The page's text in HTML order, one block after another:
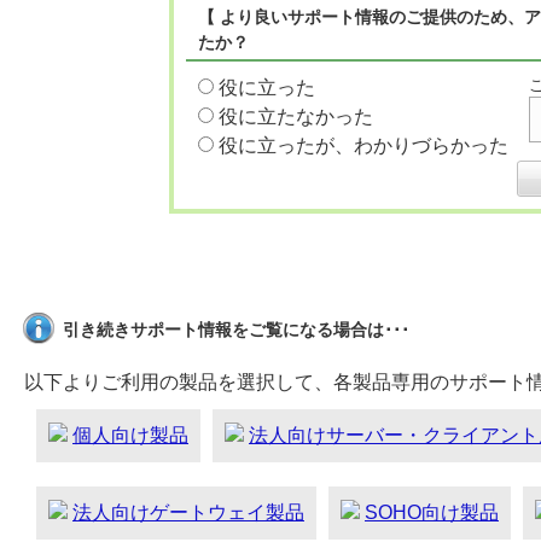
【 より良いサポート情報のご提供のため
たか？
役に立った
役に立たなかった
役に立ったが、わかりづらかった
引き続きサポート情報をご覧になる場合は･･･
以下よりご利用の製品を選択して、各製品専用のサポート
個人向け製品 法人向けサーバー・クライアン
法人向けゲートウェイ製品 SOHO向け製品